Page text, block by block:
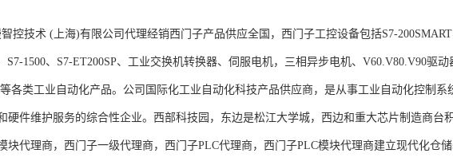
术 (上海)有限公司代理经销西门子产品供应全国，西门子工控设备包括S7-200SMART
S7-1500、S7-ET200SP、工业交换机转换器、伺服电机，三相异步电机、V60.V80.V90驱
各类工业自动化产品。公司国际化工业自动化科技产品供应商，是从事工业自动化控制系
硬件维护服务的综合性企业。西部科技园，东边是松江大学城，西边和重大芯片制造商台
块代理商，西门子一级代理商，西门子PLC代理商，西门子PLC模块代理商建立现代化仓